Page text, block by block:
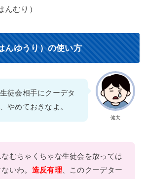
んむり）
んゆうり）の使い方
健太
徒会相手にクーデタ
やめておきなよ。
なむちゃくちゃな生徒会を放っては
いわ。 造反有理 、このクーデター